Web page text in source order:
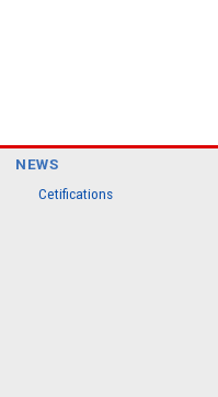
NEWS
Cetifications